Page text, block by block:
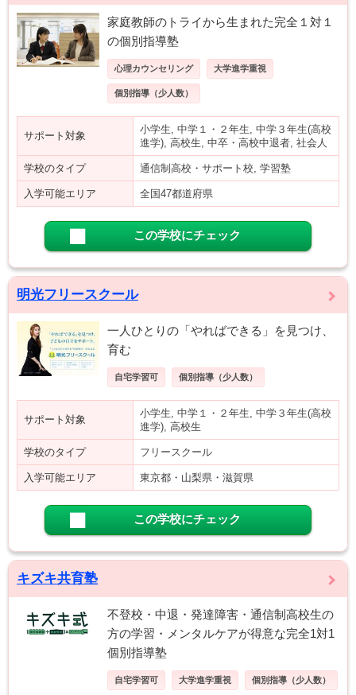
家庭教師のトライから生まれた完全１対１
の個別指導塾
心理カウンセリング 大学進学重視
個別指導（少人数）
サポート対象
小学生, 中学１・２年生, 中学３年生(高校
進学), 高校生, 中卒・高校中退者, 社会人
学校のタイプ 通信制高校・サポート校, 学習塾
入学可能エリア 全国47都道府県
この学校にチェック
明光フリースクール
一人ひとりの「やればできる」を見つけ、
育む
自宅学習可 個別指導（少人数）
サポート対象
小学生, 中学１・２年生, 中学３年生(高校
進学), 高校生
学校のタイプ フリースクール
入学可能エリア 東京都・山梨県・滋賀県
この学校にチェック
キズキ共育塾
不登校・中退・発達障害・通信制高校生の
方の学習・メンタルケアが得意な完全1対1
個別指導塾
自宅学習可 大学進学重視 個別指導（少人数）